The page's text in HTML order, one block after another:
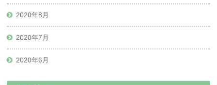
2020年8月
2020年7月
2020年6月